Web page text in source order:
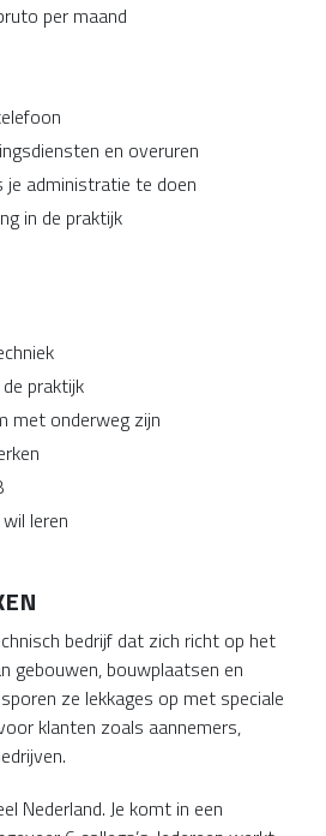
per maand
en overuren
je administratie te doen
in de praktijk
praktijk
met onderweg zijn
leren
bedrijf dat zich richt op het
gebouwen, bouwplaatsen en
ze lekkages op met speciale
klanten zoals aannemers,
Nederland. Je komt in een